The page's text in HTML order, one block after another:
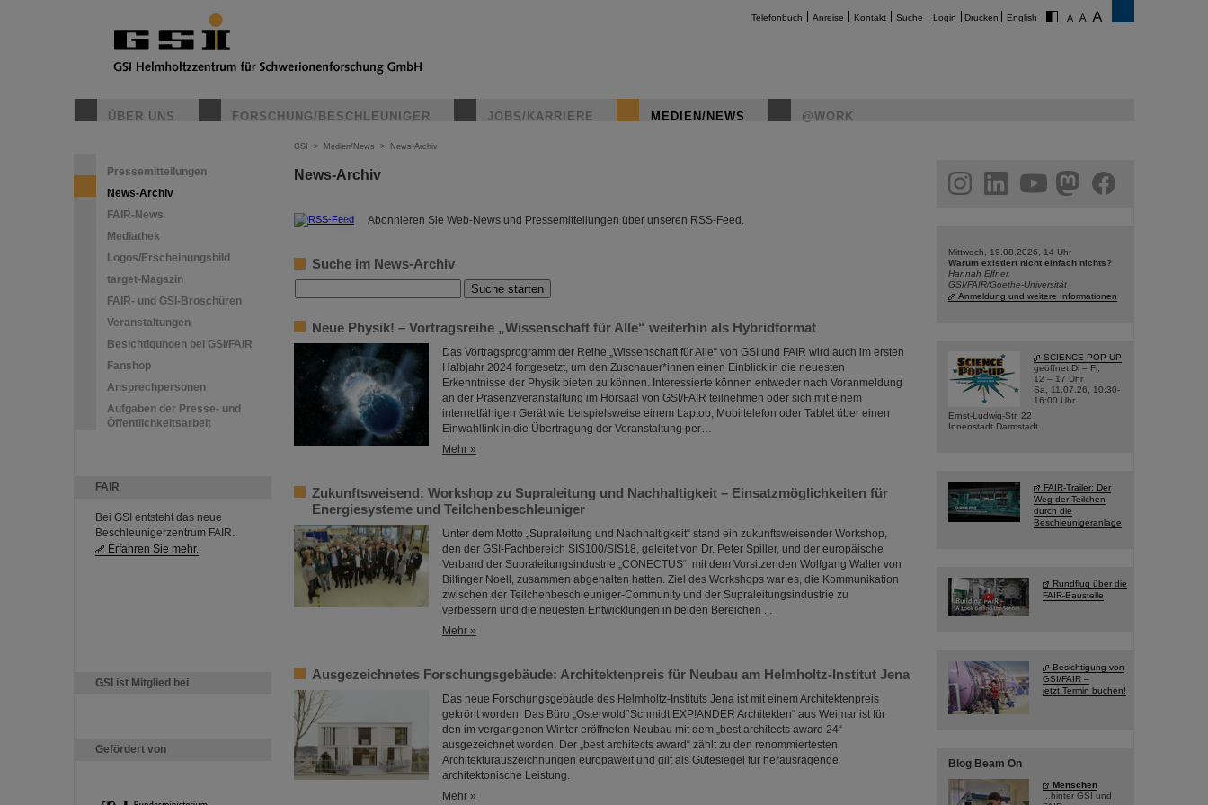
Telefonbuch Anreise Kontakt Suche Login Drucken English
ÜBER UNS FORSCHUNG/BESCHLEUNIGER JOBS/KARRIERE MEDIEN/NEWS @WORK
Pressemitteilungen
News-Archiv
FAIR-News
Mediathek
Logos/Erscheinungsbild
target-Magazin
FAIR- und GSI-Broschüren
Veranstaltungen
Besichtigungen bei GSI/FAIR
Fanshop
Ansprechpersonen
Aufgaben der Presse- und
Öffentlichkeitsarbeit
FAIR
Bei GSI entsteht das neue
Beschleunigerzentrum FAIR.
Erfahren Sie mehr.
GSI ist Mitglied bei
Gefördert von
GSI > Medien/News > News-Archiv
News-Archiv
© Abonnieren Sie Web-News und Pressemitteilungen über unseren RSS-Feed.
Suche im News-Archiv
Neue Physik! – Vortragsreihe „Wissenschaft für Alle“ weiterhin als Hybridformat
Das Vortragsprogramm der Reihe „Wissenschaft für Alle“ von GSI und FAIR wird auch im ersten
Halbjahr 2024 fortgesetzt, um den Zuschauer*innen einen Einblick in die neuesten
Erkenntnisse der Physik bieten zu können. Interessierte können entweder nach Voranmeldung
an der Präsenzveranstaltung im Hörsaal von GSI/FAIR teilnehmen oder sich mit einem
internetfähigen Gerät wie beispielsweise einem Laptop, Mobiltelefon oder Tablet über einen
Einwahllink in die Übertragung der Veranstaltung per…
Mehr »
Zukunftsweisend: Workshop zu Supraleitung und Nachhaltigkeit – Einsatzmöglichkeiten für
Energiesysteme und Teilchenbeschleuniger
Unter dem Motto „Supraleitung und Nachhaltigkeit“ stand ein zukunftsweisender Workshop,
den der GSI-Fachbereich SIS100/SIS18, geleitet von Dr. Peter Spiller, und der europäische
Verband der Supraleitungsindustrie „CONECTUS“, mit dem Vorsitzenden Wolfgang Walter von
Bilfinger Noell, zusammen abgehalten hatten. Ziel des Workshops war es, die Kommunikation
zwischen der Teilchenbeschleuniger-Community und der Supraleitungsindustrie zu
verbessern und die neuesten Entwicklungen in beiden Bereichen ...
Mehr »
Ausgezeichnetes Forschungsgebäude: Architektenpreis für Neubau am Helmholtz-Institut Jena
Das neue Forschungsgebäude des Helmholtz-Instituts Jena ist mit einem Architektenpreis
gekrönt worden: Das Büro „Osterwold°Schmidt EXP!ANDER Architekten“ aus Weimar ist für
den im vergangenen Winter eröffneten Neubau mit dem „best architects award 24“
ausgezeichnet worden. Der „best architects award“ zählt zu den renommiertesten
Architekturauszeichnungen europaweit und gilt als Gütesiegel für herausragende
architektonische Leistung.
Mehr »
facebook
Mittwoch, 19.08.2026, 14 Uhr
Warum existiert nicht einfach nichts?
Hannah Elfner,
GSI/FAIR/Goethe-Universität
Anmeldung und weitere Informationen
SCIENCE POP-UP
geöffnet Di – Fr,
12 – 17 Uhr
Sa, 11.07.26, 10:30-
16:00 Uhr
Ernst-Ludwig-Str. 22
Innenstadt Darmstadt
FAIR-Trailer: Der
Weg der Teilchen
durch die
Beschleunigeranlage
Rundflug über die
FAIR-Baustelle
Besichtigung von
GSI/FAIR –
jetzt Termin buchen!
Blog Beam On
Menschen
...hinter GSI und